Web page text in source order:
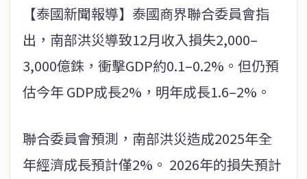
【泰國新聞報導】泰國商界聯合委員會指
出，南部洪災導致12月收入損失2,000–
3,000億銖，衝擊GDP約0.1–0.2%。但仍預
估今年 GDP成長2%，明年成長1.6–2%。
聯合委員會預測，南部洪災造成2025年全
年經濟成長預計僅2%。 2026年的損失預計